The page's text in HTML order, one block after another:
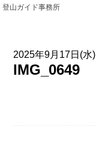
登山ガイド事務所
2025年9月17日(水)
IMG_0649